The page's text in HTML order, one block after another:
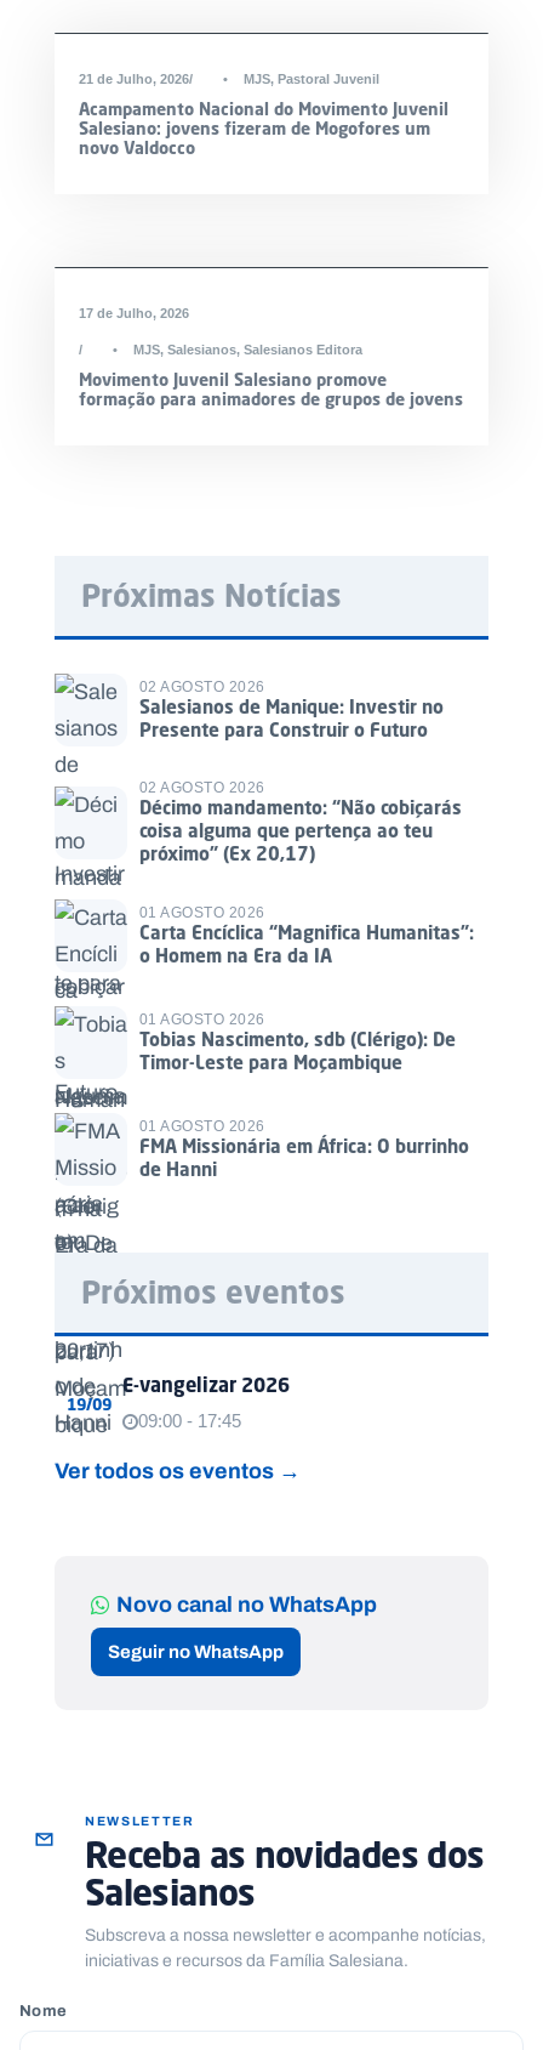
21 de Julho, 2026 • MJS, Pastoral Juvenil
Acampamento Nacional do Movimento Juvenil
Salesiano: jovens fizeram de Mogofores um
novo Valdocco
17 de Julho, 2026
• MJS, Salesianos, Salesianos Editora
Movimento Juvenil Salesiano promove
formação para animadores de grupos de jovens
Próximas Notícias
02 AGOSTO 2026
Salesianos de Manique: Investir no
Presente para Construir o Futuro
02 AGOSTO 2026
Décimo mandamento: “Não cobiçarás
coisa alguma que pertença ao teu
próximo” (Ex 20,17)
01 AGOSTO 2026
Carta Encíclica “Magnifica Humanitas”:
o Homem na Era da IA
01 AGOSTO 2026
Tobias Nascimento, sdb (Clérigo): De
Timor-Leste para Moçambique
01 AGOSTO 2026
FMA Missionária em África: O burrinho
de Hanni
Próximos eventos
19/09
E-vangelizar 2026
09:00 - 17:45
Ver todos os eventos →
Novo canal no WhatsApp
Seguir no WhatsApp
NEWSLETTER
Receba as novidades dos
Salesianos
Subscreva a nossa newsletter e acompanhe notícias,
iniciativas e recursos da Família Salesiana.
Nome